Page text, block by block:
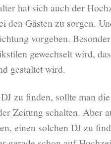
hat sich auch der
den Gästen zu sorgen.
vorgeben.
gewechselt wird,
gestaltet wird.
zu finden, sollte man
Zeitung schalten. Aber
einen solchen DJ zu